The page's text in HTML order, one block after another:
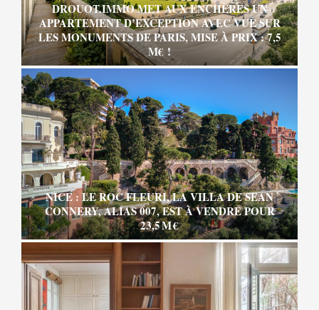
DROUOT.IMMO MET AUX ENCHÈRES UN
APPARTEMENT D’EXCEPTION AVEC VUE SUR
LES MONUMENTS DE PARIS, MISE À PRIX : 7,5
M€ !
NICE : LE ROC FLEURI, LA VILLA DE SEAN
CONNERY, ALIAS 007, EST À VENDRE POUR
23,5 M €